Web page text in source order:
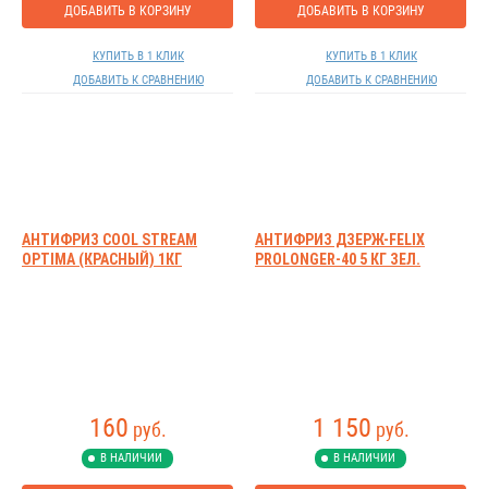
ДОБАВИТЬ В КОРЗИНУ
КУПИТЬ В 1 КЛИК
ДОБАВИТЬ К СРАВНЕНИЮ
ДОБАВИТЬ В КОРЗИНУ
КУПИТЬ В 1 КЛИК
ДОБАВИТЬ К СРАВНЕНИЮ
АНТИФРИЗ COOL STREAM
OPTIMA (КРАСНЫЙ) 1КГ
160 руб.
В НАЛИЧИИ
АНТИФРИЗ ДЗЕРЖ-FELIX
PROLONGER-40 5 КГ ЗЕЛ.
1 150 руб.
В НАЛИЧИИ